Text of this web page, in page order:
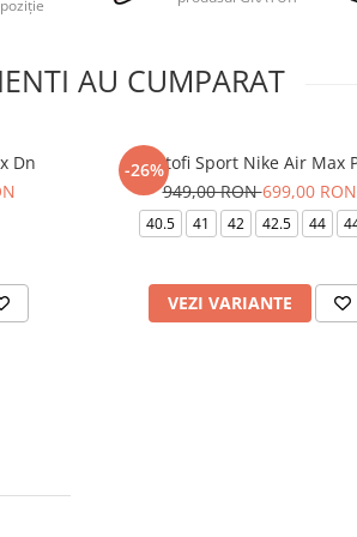
AU CUMPARAT
Dn
-26%
Pantofi Sport Nike Air Max
949,00 RON699,00 RON
40.5 41 42 42.5 44
VEZI VARIANTE